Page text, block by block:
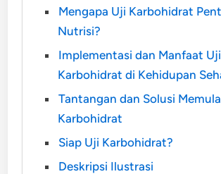
Mengapa Uji Karbohidrat
Nutrisi?
Implementasi dan Manfaat Uji
Karbohidrat di Kehidupan
Tantangan dan Solusi
Karbohidrat
Siap Uji Karbohidrat?
Deskripsi Ilustrasi